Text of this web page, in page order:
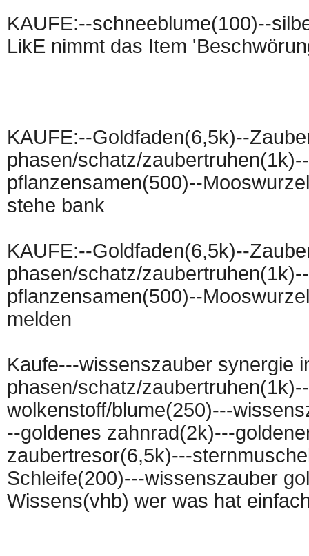
KAUFE:--schneeblume(100)--
LikE nimmt das Item
KAUFE:--Goldfaden(6,5k)--
phasen/schatz/
pflanzensamen(500)--
stehe bank
KAUFE:--Goldfaden(6,5k)--
phasen/schatz/
pflanzensamen(500)--
melden
Kaufe---wissenszauber synergie
phasen/schatz/
wolkenstoff/blume(250)---
--goldenes zahnrad(2k)---
zaubertresor(6,5k)---
Schleife(200)---wissenszauber
Wissens(vhb) wer was hat